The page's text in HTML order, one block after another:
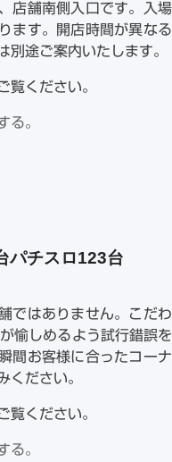
店舗南側入口です。入
ます。開店時間が異な
別途ご案内いたします。
覧ください。
る。
パチスロ123台
ではありません。こだ
愉しめるよう試行錯誤
間お客様に合ったコー
ください。
覧ください。
る。